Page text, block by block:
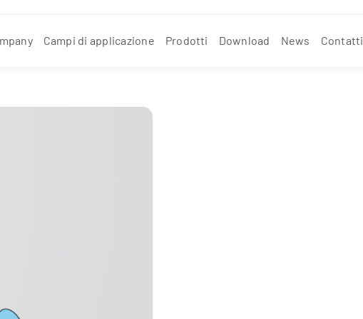
Campi di applicazione Prodotti Download News Contatti